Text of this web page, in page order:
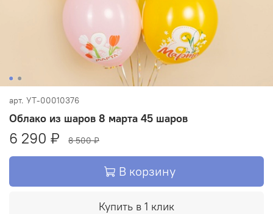
арт. УТ-00010376
Облако из шаров 8 марта 45 шаров
6 290 ₽ 8 500 ₽
В корзину
Купить в 1 клик